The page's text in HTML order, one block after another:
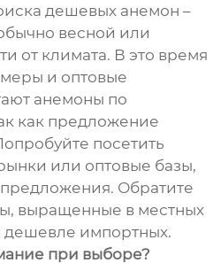
дешевых анемон –
весной или
от климата. В это время
и оптовые
анемоны по
как предложение
посетить
или оптовые базы,
Обратите
выращенные в местных
дешевле импортных.
при выборе?